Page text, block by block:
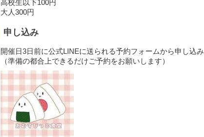
高校生以下100円
大人300円
申し込み
開催日3日前に公式LINEに送られる予約フォームから申し込み
（準備の都合上できるだけご予約をお願いします）